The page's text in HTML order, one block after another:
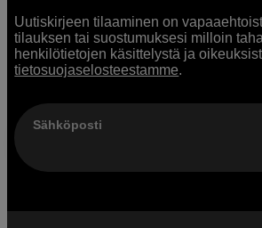
Uutiskirjeen tilaaminen on
tilauksen tai suostumuksesi milloin
henkilötietojen käsittelystä ja
tietosuojaselosteestamme.
Sähköposti